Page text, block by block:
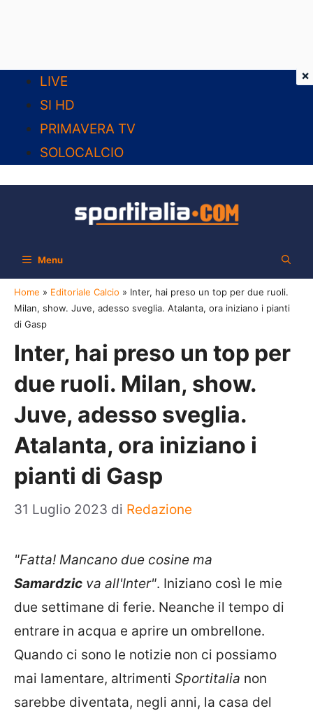
contenuto
LIVE
SI HD
PRIMAVERA TV
SOLOCALCIO
Menu
Home » Editoriale Calcio » Inter, hai preso un top per due ruoli.
Milan, show. Juve, adesso sveglia. Atalanta, ora iniziano i pianti
di Gasp
Inter, hai preso un top per
due ruoli. Milan, show.
Juve, adesso sveglia.
Atalanta, ora iniziano i
pianti di Gasp
31 Luglio 2023 di Redazione
"Fatta! Mancano due cosine ma
Samardzic va all'Inter". Iniziano così le mie
due settimane di ferie. Neanche il tempo di
entrare in acqua e aprire un ombrellone.
Quando ci sono le notizie non ci possiamo
mai lamentare, altrimenti Sportitalia non
sarebbe diventata, negli anni, la casa del
×